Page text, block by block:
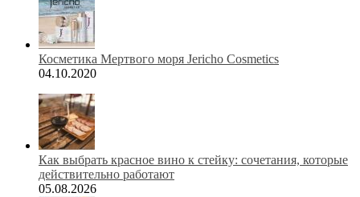
Косметика Мертвого моря Jericho Cosmetics
04.10.2020
Как выбрать красное вино к стейку: сочетания, которые
действительно работают
05.08.2026